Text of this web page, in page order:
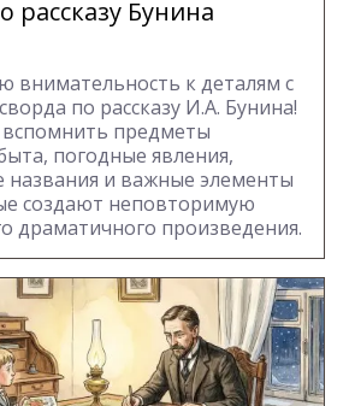
рассказу Бунина
внимательность к деталям с
по рассказу И.А. Бунина!
предметы
погодные явления,
названия и важные элементы
создают неповторимую
драматичного произведения.